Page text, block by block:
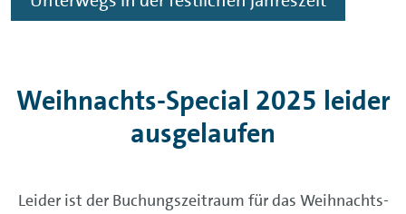
Weihnachts-Special 2025 leider
ausgelaufen
Leider ist der Buchungszeitraum für das Weihnachts-